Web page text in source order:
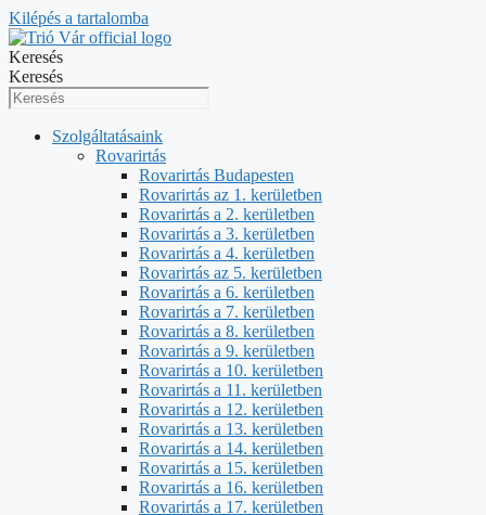
Kilépés a tartalomba
Keresés
Keresés
Szolgáltatásaink
Rovarirtás
Rovarirtás Budapesten
Rovarirtás az 1. kerületben
Rovarirtás a 2. kerületben
Rovarirtás a 3. kerületben
Rovarirtás a 4. kerületben
Rovarirtás az 5. kerületben
Rovarirtás a 6. kerületben
Rovarirtás a 7. kerületben
Rovarirtás a 8. kerületben
Rovarirtás a 9. kerületben
Rovarirtás a 10. kerületben
Rovarirtás a 11. kerületben
Rovarirtás a 12. kerületben
Rovarirtás a 13. kerületben
Rovarirtás a 14. kerületben
Rovarirtás a 15. kerületben
Rovarirtás a 16. kerületben
Rovarirtás a 17. kerületben